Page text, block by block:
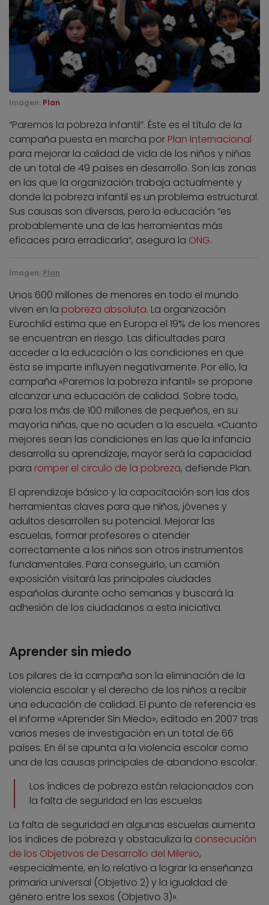
Imagen: Plan
“Paremos la pobreza infantil”. Éste es el título de la
campaña puesta en marcha por Plan Internacional
para mejorar la calidad de vida de los niños y niñas
de un total de 49 países en desarrollo. Son las zonas
en las que la organización trabaja actualmente y
donde la pobreza infantil es un problema estructural.
Sus causas son diversas, pero la educación “es
probablemente una de las herramientas más
eficaces para erradicarla”, asegura la ONG.
Imagen: Plan
Unos 600 millones de menores en todo el mundo
viven en la pobreza absoluta. La organización
Eurochild estima que en Europa el 19% de los menores
se encuentran en riesgo. Las dificultades para
acceder a la educación o las condiciones en que
ésta se imparte influyen negativamente. Por ello, la
campaña «Paremos la pobreza infantil» se propone
alcanzar una educación de calidad. Sobre todo,
para los más de 100 millones de pequeños, en su
mayoría niñas, que no acuden a la escuela. «Cuanto
mejores sean las condiciones en las que la infancia
desarrolla su aprendizaje, mayor será la capacidad
para romper el circulo de la pobreza, defiende Plan.
El aprendizaje básico y la capacitación son las dos
herramientas claves para que niños, jóvenes y
adultos desarrollen su potencial. Mejorar las
escuelas, formar profesores o atender
correctamente a los niños son otros instrumentos
fundamentales. Para conseguirlo, un camión
exposición visitará las principales ciudades
españolas durante ocho semanas y buscará la
adhesión de los ciudadanos a esta iniciativa.
Aprender sin miedo
Los pilares de la campaña son la eliminación de la
violencia escolar y el derecho de los niños a recibir
una educación de calidad. El punto de referencia es
el informe «Aprender Sin Miedo», editado en 2007 tras
varios meses de investigación en un total de 66
países. En él se apunta a la violencia escolar como
una de las causas principales de abandono escolar.
Los índices de pobreza están relacionados con
la falta de seguridad en las escuelas
La falta de seguridad en algunas escuelas aumenta
los índices de pobreza y obstaculiza la consecución
de los Objetivos de Desarrollo del Milenio,
«especialmente, en lo relativo a lograr la enseñanza
primaria universal (Objetivo 2) y la igualdad de
género entre los sexos (Objetivo 3)».